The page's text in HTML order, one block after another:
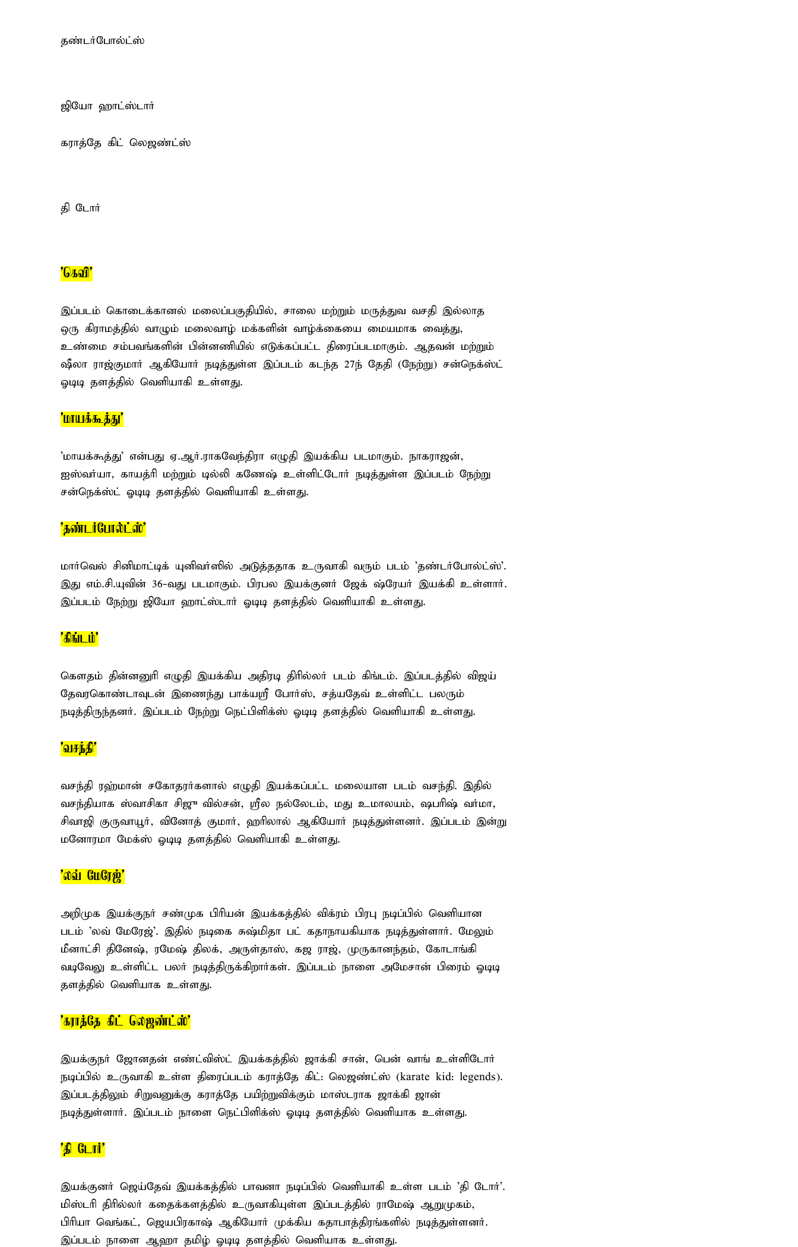
தண்டர்போல்ட்ஸ்
ஜியோ ஹாட்ஸ்டார்
கராத்தே கிட் லெஜண்ட்ஸ்
தி டோர்
'கெவி'
இப்படம் கொடைக்கானல் மலைப்பகுதியில், சாலை மற்றும் மருத்துவ வசதி இல்லாத
ஒரு கிராமத்தில் வாழும் மலைவாழ் மக்களின் வாழ்க்கையை மையமாக வைத்து,
உண்மை சம்பவங்களின் பின்னணியில் எடுக்கப்பட்ட திரைப்படமாகும். ஆதவன் மற்றும்
ஷீலா ராஜ்குமார் ஆகியோர் நடித்துள்ள இப்படம் கடந்த 27ந் தேதி (நேற்று) சன்நெக்ஸ்ட்
ஓடிடி தளத்தில் வெளியாகி உள்ளது.
'மாயக்கூத்து'
'மாயக்கூத்து' என்பது ஏ.ஆர்.ராகவேந்திரா எழுதி இயக்கிய படமாகும். நாகராஜன்,
ஐஸ்வர்யா, காயத்ரி மற்றும் டில்லி கணேஷ் உள்ளிட்டோர் நடித்துள்ள இப்படம் நேற்று
சன்நெக்ஸ்ட் ஓடிடி தளத்தில் வெளியாகி உள்ளது.
'தண்டர்போல்ட்ஸ்'
மார்வெல் சினிமாட்டிக் யுனிவர்ஸில் அடுத்ததாக உருவாகி வரும் படம் 'தண்டர்போல்ட்ஸ்'.
இது எம்.சி.யுவின் 36-வது படமாகும். பிரபல இயக்குனர் ஜேக் ஷ்ரேயர் இயக்கி உள்ளார்.
இப்படம் நேற்று ஜியோ ஹாட்ஸ்டார் ஓடிடி தளத்தில் வெளியாகி உள்ளது.
'கிங்டம்'
கௌதம் தின்னனுரி எழுதி இயக்கிய அதிரடி திரில்லர் படம் கிங்டம். இப்படத்தில் விஜய்
தேவரகொண்டாவுடன் இணைந்து பாக்யஸ்ரீ போர்ஸ், சத்யதேவ் உள்ளிட்ட பலரும்
நடித்திருந்தனர். இப்படம் நேற்று நெட்பிளிக்ஸ் ஓடிடி தளத்தில் வெளியாகி உள்ளது.
'வசந்தி'
வசந்தி ரஹ்மான் சகோதரர்களால் எழுதி இயக்கப்பட்ட மலையாள படம் வசந்தி. இதில்
வசந்தியாக ஸ்வாசிகா சிஜு வில்சன், ஸ்ரீல நல்லேடம், மது உமாலயம், ஷபரிஷ் வர்மா,
சிவாஜி குருவாயூர், வினோத் குமார், ஹரிலால் ஆகியோர் நடித்துள்ளனர். இப்படம் இன்று
மனோரமா மேக்ஸ் ஓடிடி தளத்தில் வெளியாகி உள்ளது.
'லவ் மேரேஜ்'
அறிமுக இயக்குநர் சண்முக பிரியன் இயக்கத்தில் விக்ரம் பிரபு நடிப்பில் வெளியான
படம் 'லவ் மேரேஜ்'. இதில் நடிகை சுஷ்மிதா பட் கதாநாயகியாக நடித்துள்ளார். மேலும்
மீனாட்சி தினேஷ், ரமேஷ் திலக், அருள்தாஸ், கஜ ராஜ், முருகானந்தம், கோடாங்கி
வடிவேலு உள்ளிட்ட பலர் நடித்திருக்கிறார்கள். இப்படம் நாளை அமேசான் பிரைம் ஓடிடி
தளத்தில் வெளியாக உள்ளது.
'கராத்தே கிட் லெஜண்ட்ஸ்'
இயக்குநர் ஜோனதன் எண்ட்விஸ்ட் இயக்கத்தில் ஜாக்கி சான், பென் வாங் உள்ளிடோர்
நடிப்பில் உருவாகி உள்ள திரைப்படம் கராத்தே கிட்: லெஜண்ட்ஸ் (karate kid: legends).
இப்படத்திலும் சிறுவனுக்கு கராத்தே பயிற்றுவிக்கும் மாஸ்டராக ஜாக்கி ஜான்
நடித்துள்ளார். இப்படம் நாளை நெட்பிளிக்ஸ் ஓடிடி தளத்தில் வெளியாக உள்ளது.
'தி டோர்'
இயக்குனர் ஜெய்தேவ் இயக்கத்தில் பாவனா நடிப்பில் வெளியாகி உள்ள படம் 'தி டோர்'.
மிஸ்டரி திரில்லர் கதைக்களத்தில் உருவாகியுள்ள இப்படத்தில் ராமேஷ் ஆறுமுகம்,
பிரியா வெங்கட், ஜெயபிரகாஷ் ஆகியோர் முக்கிய கதாபாத்திரங்களில் நடித்துள்ளனர்.
இப்படம் நாளை ஆஹா தமிழ் ஓடிடி தளத்தில் வெளியாக உள்ளது.